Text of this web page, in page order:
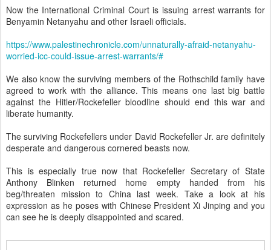
Now the International Criminal Court is issuing arrest warrants for
Benyamin Netanyahu and other Israeli officials.
https://www.palestinechronicle.com/unnaturally-afraid-netanyahu-
worried-icc-could-issue-arrest-warrants/#
We also know the surviving members of the Rothschild family have
agreed to work with the alliance. This means one last big battle
against the Hitler/Rockefeller bloodline should end this war and
liberate humanity.
The surviving Rockefellers under David Rockefeller Jr. are definitely
desperate and dangerous cornered beasts now.
This is especially true now that Rockefeller Secretary of State
Anthony Blinken returned home empty handed from his
beg/threaten mission to China last week. Take a look at his
expression as he poses with Chinese President Xi Jinping and you
can see he is deeply disappointed and scared.